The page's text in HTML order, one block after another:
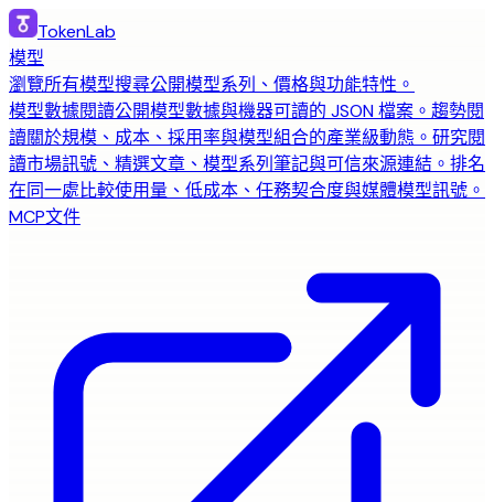
TokenLab
模型
瀏覽所有模型搜尋公開模型系列、價格與功能特性。
模型數據閱讀公開模型數據與機器可讀的 JSON 檔案。 趨勢閱
讀關於規模、成本、採用率與模型組合的產業級動態。 研究閱
讀市場訊號、精選文章、模型系列筆記與可信來源連結。 排名
在同一處比較使用量、低成本、任務契合度與媒體模型訊號。
MCP文件